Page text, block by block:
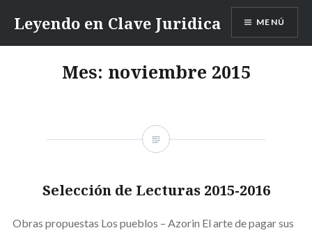
contenido
Leyendo en Clave Juridica MENÚ
Mes: noviembre 2015
Selección de Lecturas 2015-2016
Obras propuestas Los pueblos – Azorin El arte de pagar sus